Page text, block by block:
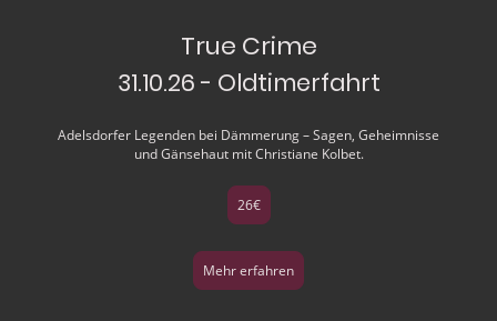
True Crime
31.10.26 - Oldtimerfahrt
Adelsdorfer Legenden bei Dämmerung – Sagen, Geheimnisse
und Gänsehaut mit Christiane Kolbet.
26€
Mehr erfahren